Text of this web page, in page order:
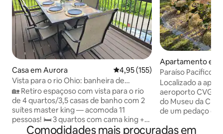
Casa em Aurora Classificação média de 4,95 em
4,95 (155)
Vista para o rio Ohio: banheira de
hidromassagem perto do Creation
Museum & Ark
🏡 Retiro espaçoso com vista para o rio
de 4 quartos/3,5 casas de banho com 2
suítes master king — acomoda 11
pessoas! 🛏️ 3 quartos com cama king +
um divertido quarto com beliches para
Apartamento em
Paraíso Pacífico
Banheira de
Hidromassagem/
Localizado a
aeroporto CVG,
do Museu da
de um pedaço de
um longo dia a
Comodidades mais procuradas em